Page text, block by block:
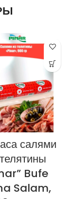
салями
Bufe
Salam,